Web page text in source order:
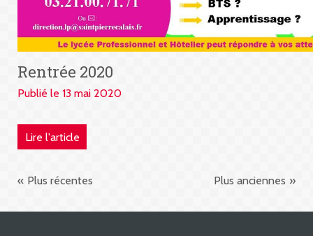
Rentrée 2020
Publié le 13 mai 2020
Lire l'article
Plus récentes Plus anciennes